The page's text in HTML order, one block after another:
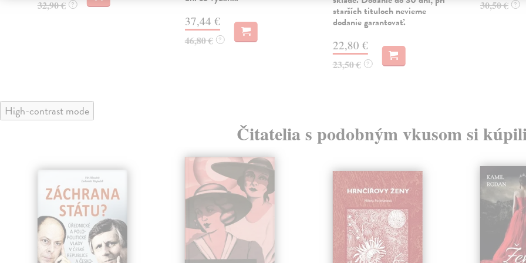
32,90 € ?
37,44 €
46,80 € ?
starších tituloch nevieme
dodanie garantovať.
22,80 €
23,50 € ?
30,50 € ?
High-contrast mode
Čitatelia s podobným vkusom si